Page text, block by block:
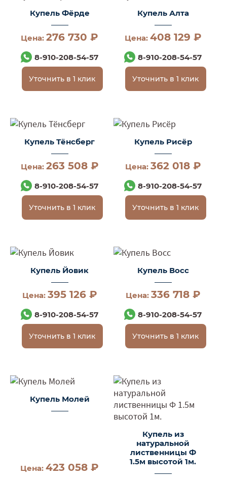
Купель Фёрде
Цена:276 730 ₽
8-910-208-54-57
Уточнить в 1 клик
Купель Алта
Цена: 408 129 ₽
8-910-208-54-57
Уточнить в 1 клик
Купель Тёнсберг
Цена: 263 508 ₽
8-910-208-54-57
Уточнить в 1 клик
Купель Рисёр
Цена: 362 018 ₽
8-910-208-54-57
Уточнить в 1 клик
Купель Йовик
Цена: 395 126 ₽
8-910-208-54-57
Уточнить в 1 клик
Купель Восс
Цена: 336 718 ₽
8-910-208-54-57
Уточнить в 1 клик
Купель Молей
Цена:423 058 ₽
Купель из
натуральной
лиственницы Ф
1.5м высотой 1м.